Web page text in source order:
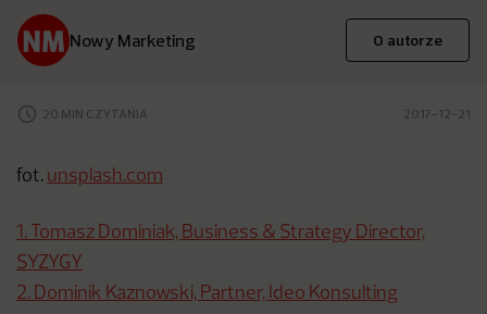
Nowy Marketing O autorze
20 MIN CZYTANIA 2017-12-21
fot. unsplash.com
1. Tomasz Dominiak, Business & Strategy Director,
SYZYGY
2. Dominik Kaznowski, Partner, Ideo Konsulting